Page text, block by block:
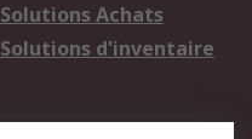
Solutions Achats
Solutions d'inventaire